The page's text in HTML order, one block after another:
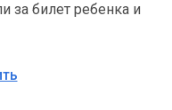
за билет ребенка и